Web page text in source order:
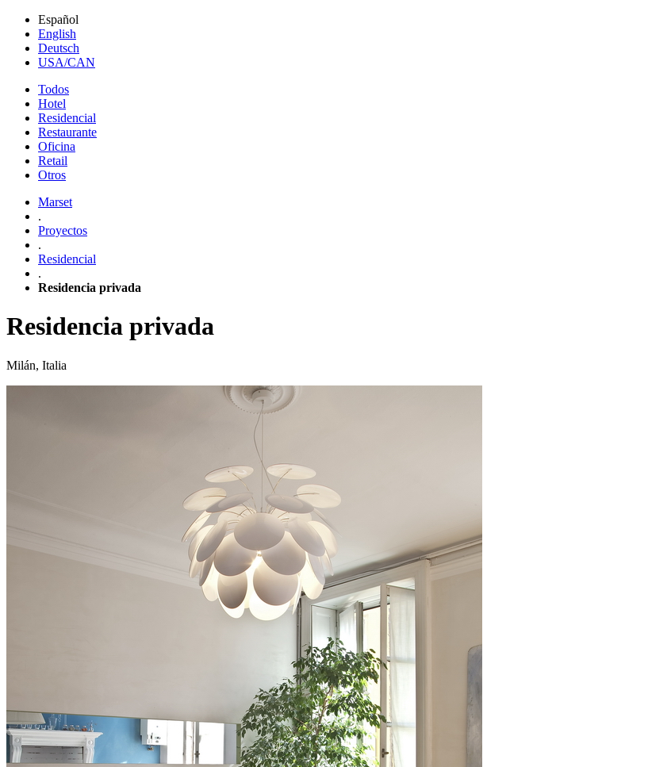
Español
English
Deutsch
USA/CAN
Todos
Hotel
Residencial
Restaurante
Oficina
Retail
Otros
Marset
.
Proyectos
.
Residencial
.
Residencia privada
Residencia privada
Milán, Italia